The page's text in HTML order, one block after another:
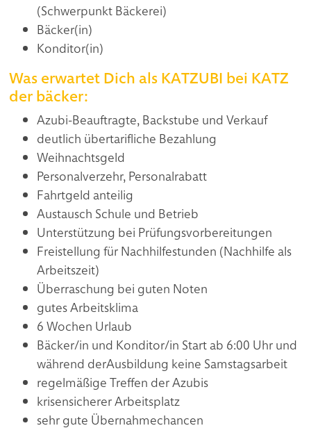
(Schwerpunkt Bäckerei)
Bäcker(in)
Konditor(in)
Was erwartet Dich als KATZUBI bei KATZ
der bäcker:
Azubi-Beauftragte, Backstube und Verkauf
deutlich übertarifliche Bezahlung
Weihnachtsgeld
Personalverzehr, Personalrabatt
Fahrtgeld anteilig
Austausch Schule und Betrieb
Unterstützung bei Prüfungsvorbereitungen
Freistellung für Nachhilfestunden (Nachhilfe als
Arbeitszeit)
Überraschung bei guten Noten
gutes Arbeitsklima
6 Wochen Urlaub
Bäcker/in und Konditor/in Start ab 6:00 Uhr und
während derAusbildung keine Samstagsarbeit
regelmäßige Treffen der Azubis
krisensicherer Arbeitsplatz
sehr gute Übernahmechancen